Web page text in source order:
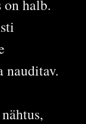
on halb.
nauditav.